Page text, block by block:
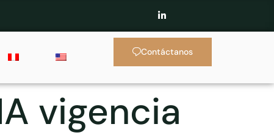
Contáctanos
vigencia